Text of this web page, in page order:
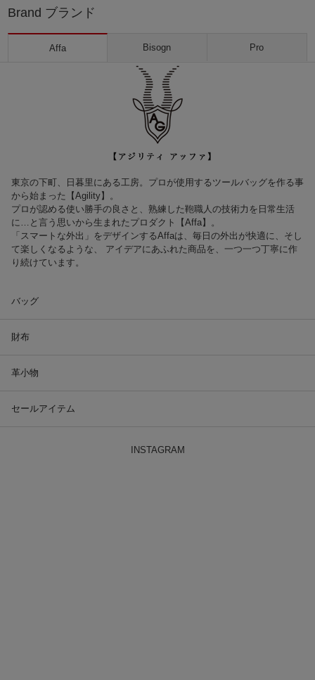
Brand ブランド
Affa Bisogn Pro
東京の下町、日暮里にある工房。プロが使用するツールバッグを作る事
から始まった【Agility】。
プロが認める使い勝手の良さと、熟練した鞄職人の技術力を日常生活
に…と言う思いから生まれたプロダクト【Affa】。
「スマートな外出」をデザインするAffaは、毎日の外出が快適に、そし
て楽しくなるような、 アイデアにあふれた商品を、一つ一つ丁寧に作
り続けています。
バッグ
財布
革小物
セールアイテム
INSTAGRAM